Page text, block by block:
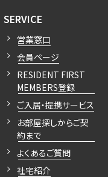
SERVICE
営業窓口
会員ページ
RESIDENT FIRST
MEMBERS登録
ご入居・提携サービス
お部屋探しからご契
約まで
よくあるご質問
社宅紹介